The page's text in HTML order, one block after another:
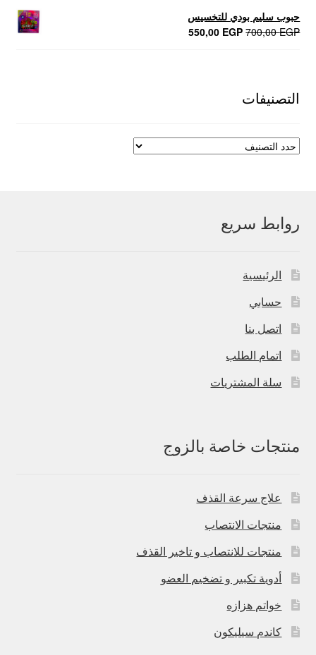
600,00 EGP.
520,00 EGP.
حبوب سليم بودي للتخسيس
700,00EGP
السعر550,00 EGP
السعر
التصنيفات
روابط سريع
الرئيسية
حسابي
اتصل بنا
اتمام الطلب
سلة المشتريات
منتجات خاصة بالزوج
علاج سرعة القذف
منتجات الانتصاب
منتجات للانتصاب و تاخير القذف
أدوية تكبير و تضخيم العضو
خواتم هزازه
كاندم سيليكون